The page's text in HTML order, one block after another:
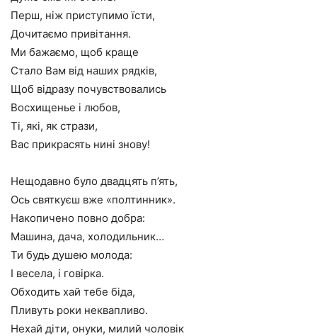
Перш, ніж приступимо їсти,
Дочитаємо привітання.
Ми бажаємо, щоб краще
Стало Вам від наших рядків,
Щоб відразу почувствовались
Восхищенье і любов,
Ті, які, як стрази,
Вас прикрасять нині знову!
Нещодавно було двадцять п’ять,
Ось святкуєш вже «полтинник».
Накопичено повно добра:
Машина, дача, холодильник…
Ти будь душею молода:
І весела, і говірка.
Обходить хай тебе біда,
Пливуть роки неквапливо.
Нехай діти, онуки, милий чоловік